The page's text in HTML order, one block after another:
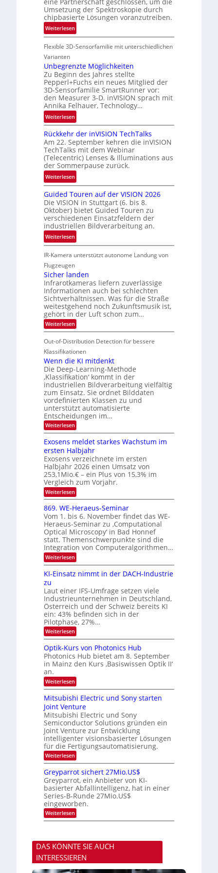
e
i
n
L
u
-
u
n
d
R
a
u
m
f
a
h
r
t
t
e
c
h
n
i
k
M
E
A
-
R
e
g
i
o
n
Umsetzung der Spektroskopie durch
chipbasierte Lösungen voranzutreiben.
Weiterlesen:
P
a
t
n
e
r
s
c
h
t
z
w
i
s
c
h
e
n
4
K
M
e
m
s
u
n
d
M
a
n
t
i
S
p
e
c
t
r
a
Flexible 3D-Sensorfamilie mit unterschiedlichen
Varianten
Unbegrenzte Möglichkeiten
Zu Beginn des Jahres stellte
Pepperl+Fuchs ein neues Mitglied der
3D-Sensorfamilie SmartRunner vor:
den Measurer 3-D. inVISION sprach mit
Annika Felhauer, Technology…
Weiterlesen:
U
n
b
e
g
r
e
z
t
e
M
ö
g
l
i
c
h
k
e
i
t
e
n
Rückkehr der inVISION TechTalks
Am 22. September kehren die inVISION
TechTalks mit dem Webinar
(Telecentric) Lenses & Illuminations aus
der Sommerpause zurück.
Weiterlesen:
R
ü
c
k
k
e
h
d
e
r
i
n
V
I
S
I
O
N
T
e
c
h
T
a
l
k
s
Guided Touren auf der VISION 2026
Die VISION in Stuttgart (6. bis 8.
Oktober) bietet Guided Touren zu
verschiedenen Einsatzfeldern der
industriellen Bildverarbeitung an.
Weiterlesen:
G
u
i
d
e
d
T
o
u
r
e
u
f
d
e
r
V
I
S
I
O
N
2
0
2
6
IR-Kamera unterstützt autonome Landung von
Flugzeugen
Sicher landen
Infrarotkameras liefern zuverlässige
Informationen auch bei schlechten
Sichtverhältnissen. Was für die Straße
weitestgehend noch Zukunftsmusik ist,
gehört in der Luft schon zum…
Weiterlesen:
S
c
h
e
l
a
n
d
e
n
Out-of-Distribution Detection für bessere
Klassifikationen
Wenn die KI mitdenkt
Die Deep-Learning-Methode
‚Klassifikation‘ kommt in der
industriellen Bildverarbeitung vielfältig
zum Einsatz. Sie ordnet Bilddaten
vordefinierten Klassen zu und
unterstützt automatisierte
Entscheidungen im…
Weiterlesen:
W
n
n
d
i
e
K
I
m
i
t
d
e
n
k
t
Exosens meldet starkes Wachstum im
ersten Halbjahr
Exosens verzeichnete im ersten
Halbjahr 2026 einen Umsatz von
253,1Mio.€ – ein Plus von 15,3% im
Vergleich zum Vorjahr.
Weiterlesen:
E
x
o
s
e
n
s
m
e
l
d
e
t
a
r
k
e
s
W
a
c
h
s
t
u
m
i
m
e
r
s
t
e
n
H
a
l
b
j
a
h
r
869. WE-Heraeus-Seminar
Vom 1. bis 6. November findet das WE-
Heraeus-Seminar zu ‚Computational
Optical Microscopy‘ in Bad Honnef
statt. Themenschwerpunkte sind die
Integration von Computeralgorithmen…
Weiterlesen:
8
9
W
E
-
H
e
r
a
e
u
s
-
S
m
i
a
r
KI-Einsatz nimmt in der DACH-Industrie
zu
Laut einer IFS-Umfrage setzen viele
Industrieunternehmen in Deutschland,
Österreich und der Schweiz bereits KI
ein: 43% befinden sich in der
Pilotphase, 27%…
Weiterlesen:
K
-
E
i
s
a
t
z
n
i
m
m
t
i
n
d
e
D
A
C
H
-
I
n
d
t
r
i
e
z
Optik-Kurs von Photonics Hub
Photonics Hub bietet am 8. September
in Mainz den Kurs ‚Basiswissen Optik II‘
an.
Weiterlesen:
O
p
t
i
k
-
K
u
r
s
v
o
n
P
h
o
t
o
n
i
c
u
b
Mitsubishi Electric und Sony starten
Joint Venture
Mitsubishi Electric und Sony
Semiconductor Solutions gründen ein
Joint Venture zur Entwicklung
intelligenter visionsbasierter Lösungen
für die Fertigungsautomatisierung.
Weiterlesen:
M
t
s
u
b
i
s
h
i
e
c
t
r
i
Greyparrot sichert 27Mio.US$
Greyparrot, ein Anbieter von KI-
basierter Abfallintelligenz, hat in einer
Series-B-Runde 27Mio.US$
eingeworben.
Weiterlesen:
G
y
p
a
r
DAS KÖNNTE SIE AUCH
INTERESSIEREN